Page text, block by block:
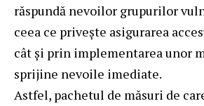
răspundă nevoilor grupurilor
ceea ce privește asigurarea
cât și prin implementarea unor
sprijine nevoile imediate.
Astfel, pachetul de măsuri de